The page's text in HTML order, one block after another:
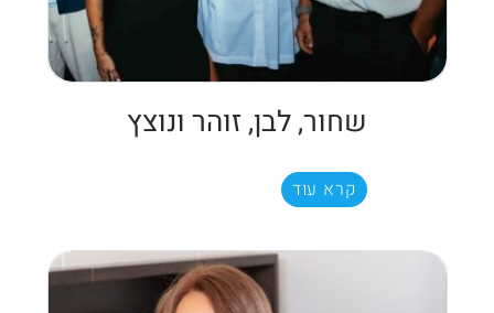
שחור, לבן, זוהר ונוצץ
קרא עוד